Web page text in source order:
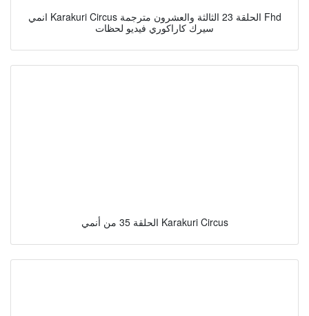
انمي Karakuri Circus الحلقة 23 الثالثة والعشرون مترجمة Fhd
سيرك كاراكوري فيديو لحظات
الحلقة 35 من أنمي Karakuri Circus